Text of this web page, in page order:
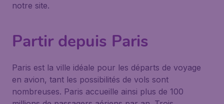
notre site.
Partir depuis Paris
Paris est la ville idéale pour les départs de voyage
en avion, tant les possibilités de vols sont
nombreuses. Paris accueille ainsi plus de 100